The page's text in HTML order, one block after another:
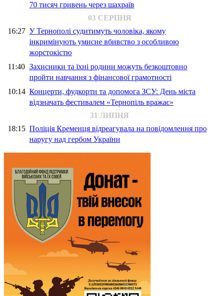
70 тисяч гривень через шахраїв
03 СЕРПНЯ
16:27 У Тернополі судитимуть чоловіка, якому
інкримінують умисне вбивство з особливою
жорстокістю
11:40 Захисники та їхні родини можуть безкоштовно
пройти навчання з фінансової грамотності
10:14 Концерти, фудкорти та допомога ЗСУ: День міста
відзначать фестивалем «Тернопіль вражає»
31 ЛИПНЯ
18:15 Поліція Кременця відреагувала на повідомлення про
наругу над гербом України